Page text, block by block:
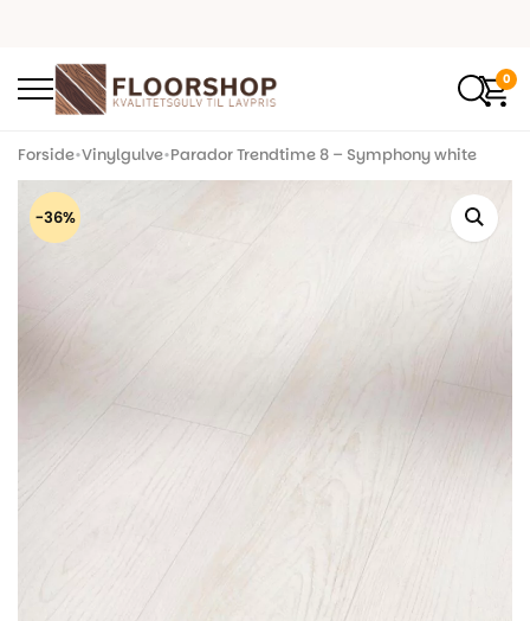
0
Forside•Vinylgulve•Parador Trendtime 8 – Symphony white
-36%